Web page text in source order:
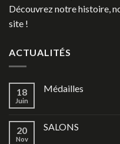
Découvrez notre histoire,
site !
ACTUALITÉS
18
Juin
Médailles
20
Nov
SALONS